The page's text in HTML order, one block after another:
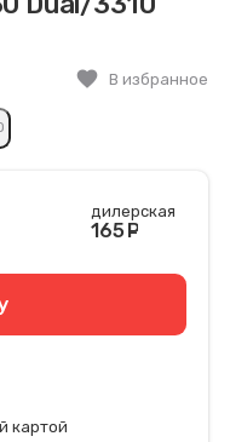
favorite В избранное
дилерская
165
картой